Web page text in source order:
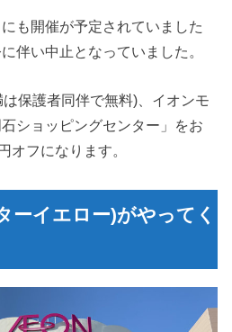
も開催が予定されていました
伴い中止となっていました。
保護者同伴で無料)、イオンモ
ショッピングセンター」をお
オフになります。
ーイエロー)がやってく